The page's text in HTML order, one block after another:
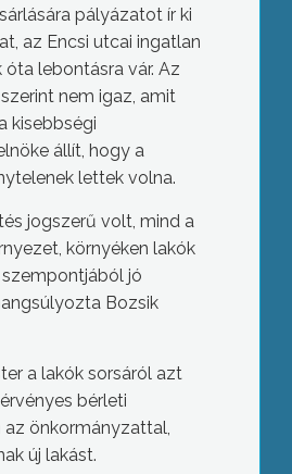
pályázatot ír ki
az Encsi utcai ingatlan
lebontásra vár. Az
nem igaz, amit
kisebbségi
állít, hogy a
lettek volna.
jogszerű volt, mind a
környéken lakók
jó
Bozsik
a lakók sorsáról azt
bérleti
az önkormányzattal,
új lakást.